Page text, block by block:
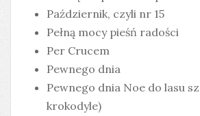
Październik, czyli nr 15
Pełną mocy pieśń radości
Per Crucem
Pewnego dnia
Pewnego dnia Noe do lasu
krokodyle)